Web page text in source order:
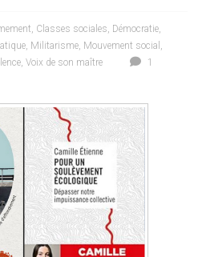
, Classes sociales, Démocratie,
, Militarisme, Mouvement social ,
,Voix de son maître
1